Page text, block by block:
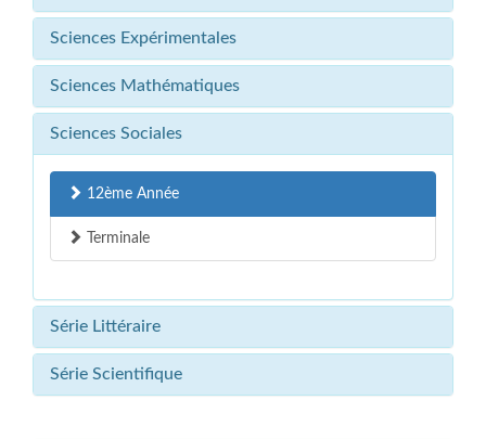
Sciences Expérimentales
Sciences Mathématiques
Sciences Sociales
12ème Année
Terminale
Série Littéraire
Série Scientifique